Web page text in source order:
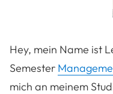
Hey, mein Name ist
Semester
mich an meinem